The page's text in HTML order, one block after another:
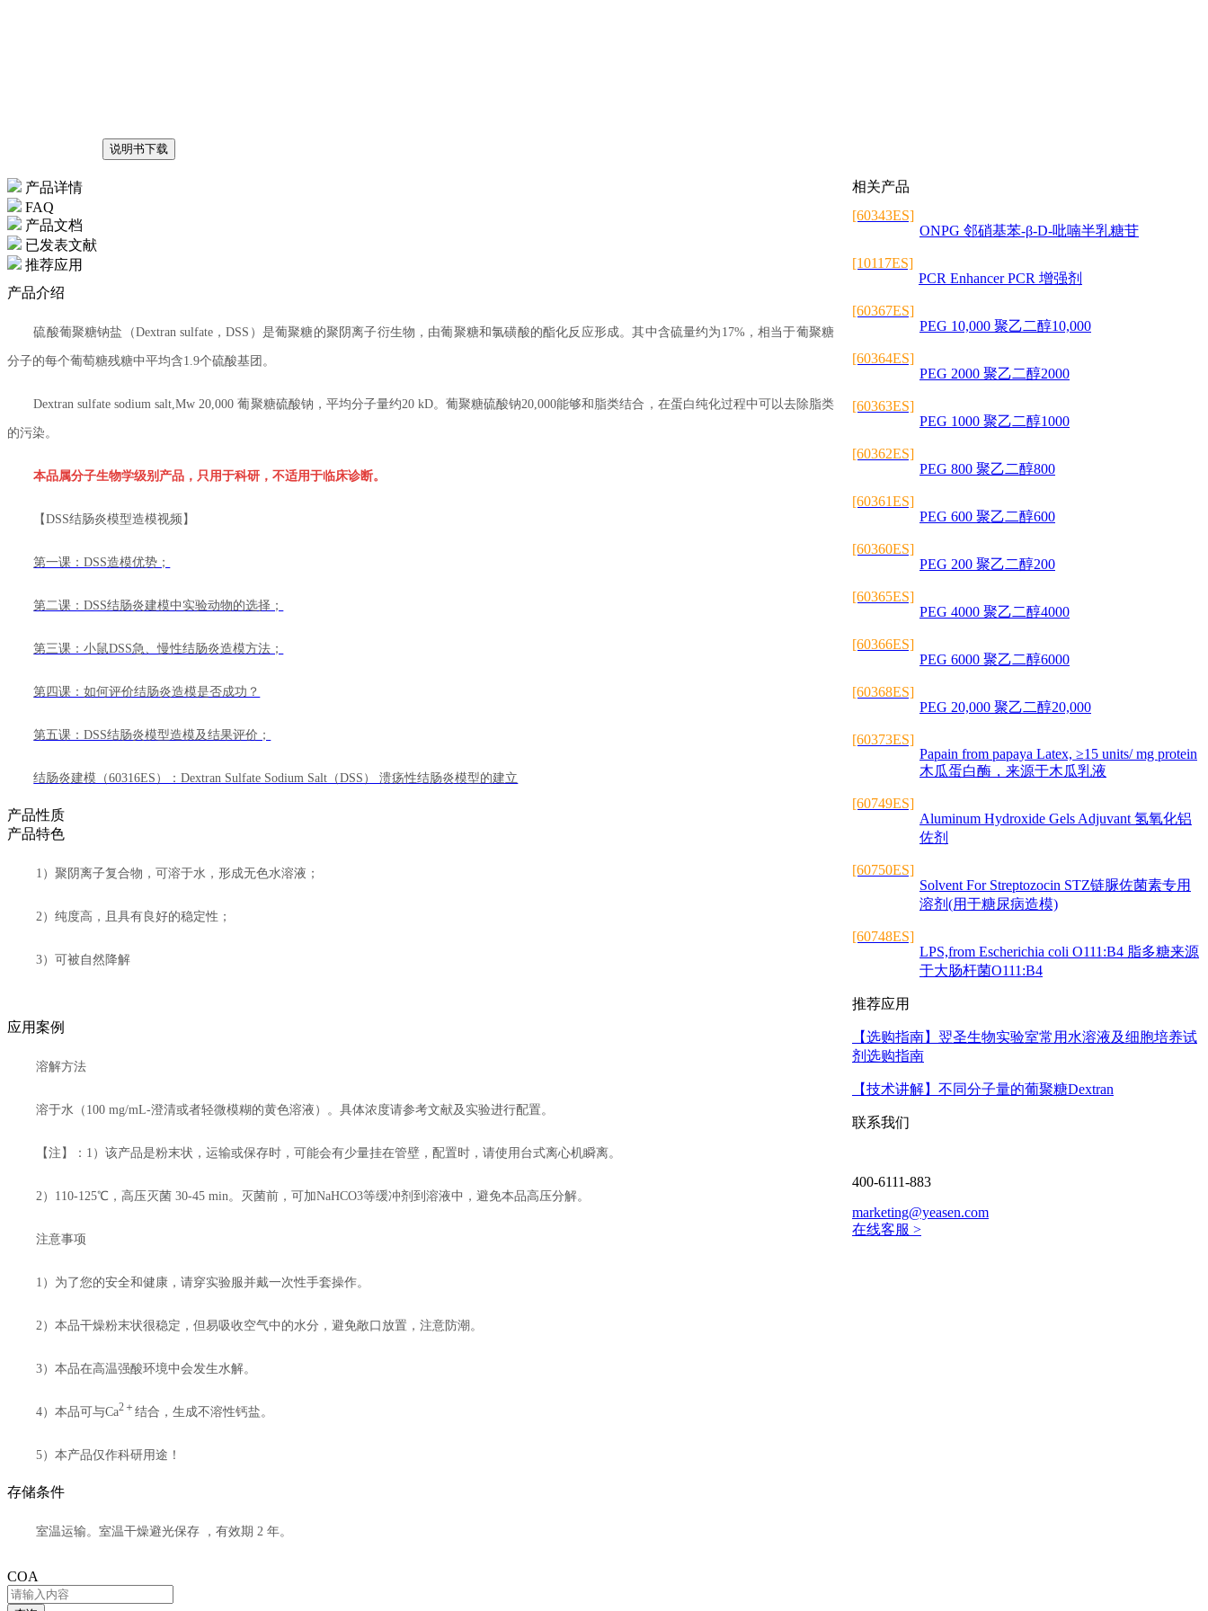
说明书下载
产品详情
FAQ
产品文档
已发表文献
推荐应用
产品介绍
硫酸葡聚糖钠盐（Dextran sulfate，DSS）是葡聚糖的聚阴离子衍生物，由葡聚糖和氯磺酸的酯化反应形成。其中含硫量约为17%，相当于葡聚糖
分子的每个葡萄糖残糖中平均含1.9个硫酸基团。
Dextran sulfate sodium salt,Mw 20,000 葡聚糖硫酸钠，平均分子量约20 kD。葡聚糖硫酸钠20,000能够和脂类结合，在蛋白纯化过程中可以去除脂类
的污染。
本品属分子生物学级别产品，只用于科研，不适用于临床诊断。
【DSS结肠炎模型造模视频】
第一课：DSS造模优势；
第二课：DSS结肠炎建模中实验动物的选择；
第三课：小鼠DSS急、慢性结肠炎造模方法；
第四课：如何评价结肠炎造模是否成功？
第五课：DSS结肠炎模型造模及结果评价；
结肠炎建模（60316ES）：Dextran Sulfate Sodium Salt（DSS） 溃疡性结肠炎模型的建立
产品性质
产品特色
1）聚阴离子复合物，可溶于水，形成无色水溶液；
2）纯度高，且具有良好的稳定性；
3）可被自然降解
应用案例
溶解方法
溶于水（100 mg/mL-澄清或者轻微模糊的黄色溶液）。具体浓度请参考文献及实验进行配置。
【注】：1）该产品是粉末状，运输或保存时，可能会有少量挂在管壁，配置时，请使用台式离心机瞬离。
2）110-125℃，高压灭菌 30-45 min。灭菌前，可加NaHCO3等缓冲剂到溶液中，避免本品高压分解。
注意事项
1）为了您的安全和健康，请穿实验服并戴一次性手套操作。
2）本品干燥粉末状很稳定，但易吸收空气中的水分，避免敞口放置，注意防潮。
3）本品在高温强酸环境中会发生水解。
4）本品可与Ca2＋ 结合，生成不溶性钙盐。
5）本产品仅作科研用途！
存储条件
室温运输。室温干燥避光保存 ，有效期 2 年。
COA
相关产品
[60343ES]
ONPG 邻硝基苯-β-D-吡喃半乳糖苷
[10117ES]
PCR Enhancer PCR 增强剂
[60367ES]
PEG 10,000 聚乙二醇10,000
[60364ES]
PEG 2000 聚乙二醇2000
[60363ES]
PEG 1000 聚乙二醇1000
[60362ES]
PEG 800 聚乙二醇800
[60361ES]
PEG 600 聚乙二醇600
[60360ES]
PEG 200 聚乙二醇200
[60365ES]
PEG 4000 聚乙二醇4000
[60366ES]
PEG 6000 聚乙二醇6000
[60368ES]
PEG 20,000 聚乙二醇20,000
[60373ES]
Papain from papaya Latex, ≥15 units/ mg protein
木瓜蛋白酶，来源于木瓜乳液
[60749ES]
Aluminum Hydroxide Gels Adjuvant 氢氧化铝
佐剂
[60750ES]
Solvent For Streptozocin STZ链脲佐菌素专用
溶剂(用于糖尿病造模)
[60748ES]
LPS,from Escherichia coli O111:B4 脂多糖来源
于大肠杆菌O111:B4
推荐应用
【选购指南】 翌圣生物实验室常用水溶液及细胞培养试
剂选购指南
【技术讲解】 不同分子量的葡聚糖Dextran
联系我们
400-6111-883
marketing@yeasen.com
在线客服 >